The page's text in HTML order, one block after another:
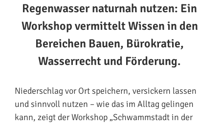
Regenwasser naturnah nutzen: Ein
Workshop vermittelt Wissen in den
Bereichen Bauen, Bürokratie,
Wasserrecht und Förderung.
Niederschlag vor Ort speichern, versickern lassen
und sinnvoll nutzen – wie das im Alltag gelingen
kann, zeigt der Workshop „Schwammstadt in der